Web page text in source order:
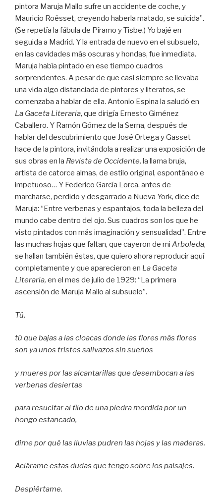
pintora Maruja Mallo sufre un accidente de coche, y
Mauricio Roësset, creyendo haberla matado, se suicida”.
(Se repetía la fábula de Píramo y Tisbe.) Yo bajé en
seguida a Madrid. Y la entrada de nuevo en el subsuelo,
en las cavidades más oscuras y hondas, fue inmediata.
Maruja había pintado en ese tiempo cuadros
sorprendentes. A pesar de que casi siempre se llevaba
una vida algo distanciada de pintores y literatos, se
comenzaba a hablar de ella. Antonio Espina la saludó en
La Gaceta Literaria, que dirigía Ernesto Giménez
Caballero. Y Ramón Gómez de la Serna, después de
hablar del descubrimiento que José Ortega y Gasset
hace de la pintora, invitándola a realizar una exposición de
sus obras en la Revista de Occidente, la llama bruja,
artista de catorce almas, de estilo original, espontáneo e
impetuoso… Y Federico García Lorca, antes de
marcharse, perdido y desgarrado a Nueva York, dice de
Maruja: “Entre verbenas y espantajos, toda la belleza del
mundo cabe dentro del ojo. Sus cuadros son los que he
visto pintados con más imaginación y sensualidad”. Entre
las muchas hojas que faltan, que cayeron de mi Arboleda,
se hallan también éstas, que quiero ahora reproducir aquí
completamente y que aparecieron en La Gaceta
Literaria, en el mes de julio de 1929: “La primera
ascensión de Maruja Mallo al subsuelo”.
Tú,
tú que bajas a las cloacas donde las flores más flores
son ya unos tristes salivazos sin sueños
y mueres por las alcantarillas que desembocan a las
verbenas desiertas
para resucitar al filo de una piedra mordida por un
hongo estancado,
dime por qué las lluvias pudren las hojas y las maderas.
Aclárame estas dudas que tengo sobre los paisajes.
Despiértame.